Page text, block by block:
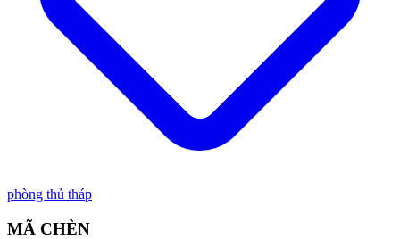
phòng thủ tháp
MÃ CHÈN